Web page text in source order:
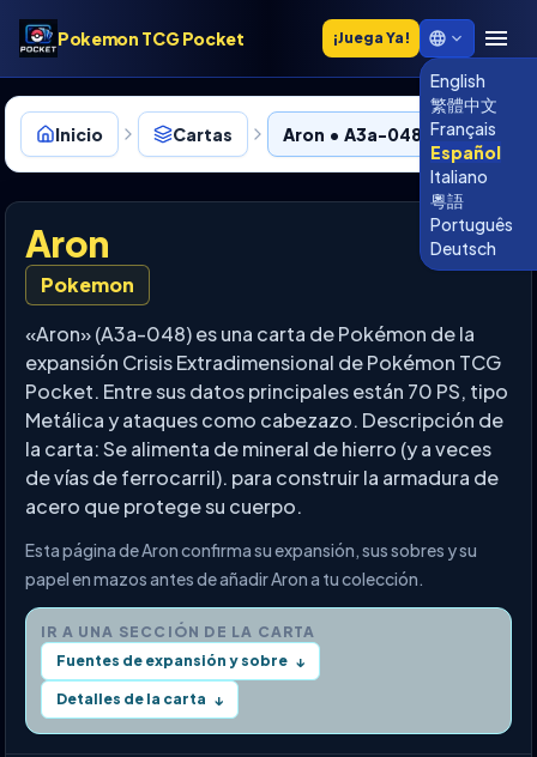
Pokemon TCG Pocket ¡Juega Ya!
English
繁體中文
Français
Español
Italiano
粵語
Português
Deutsch
Inicio Cartas Aron • A3a-048
Aron
Pokemon
«Aron» (A3a-048) es una carta de Pokémon de la
expansión Crisis Extradimensional de Pokémon TCG
Pocket. Entre sus datos principales están 70 PS, tipo
Metálica y ataques como cabezazo. Descripción de
la carta: Se alimenta de mineral de hierro (y a veces
de vías de ferrocarril). para construir la armadura de
acero que protege su cuerpo.
Esta página de Aron confirma su expansión, sus sobres y su
papel en mazos antes de añadir Aron a tu colección.
IR A UNA SECCIÓN DE LA CARTA
Fuentes de expansión y sobre ↓
Detalles de la carta ↓